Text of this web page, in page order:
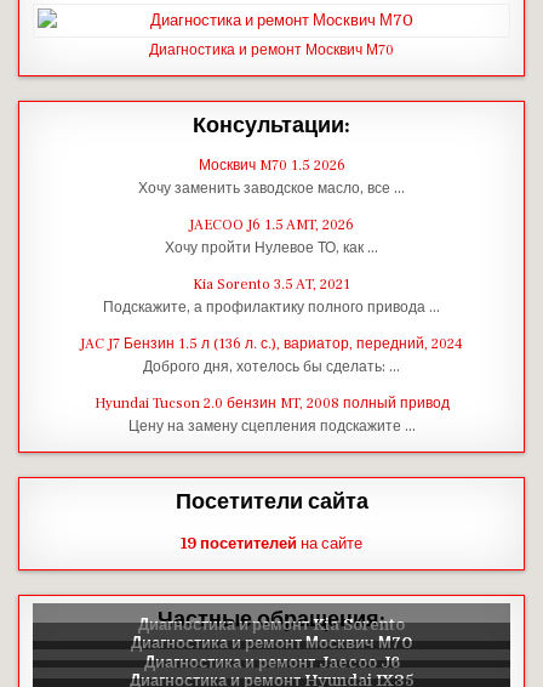
Диагностика и ремонт Москвич М70
Консультации:
Москвич M70 1.5 2026
Хочу заменить заводское масло, все …
JAECOO J6 1.5 AMT, 2026
Хочу пройти Нулевое ТО, как …
Kia Sorento 3.5 AT, 2021
Подскажите, а профилактику полного привода …
JAC J7 Бензин 1.5 л (136 л. с.), вариатор, передний, 2024
Доброго дня, хотелось бы сделать: …
Hyundai Tucson 2.0 бензин MT, 2008 полный привод
Цену на замену сцепления подскажите …
Посетители сайта
19 посетителей на сайте
Частные обращения: